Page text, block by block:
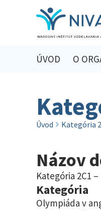
ÚVOD O
Úvod Kategória
Názov
Kategória 2C1
Kategória
Olympiáda v